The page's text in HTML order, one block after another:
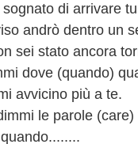
sognato di arrivare
andrò dentro un
sei stato ancora
dove (quando)
avvicino più a te.
le parole